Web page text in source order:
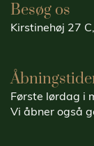
Besøg os
Kirstinehøj 27
Første lørdag i
Vi åbner også